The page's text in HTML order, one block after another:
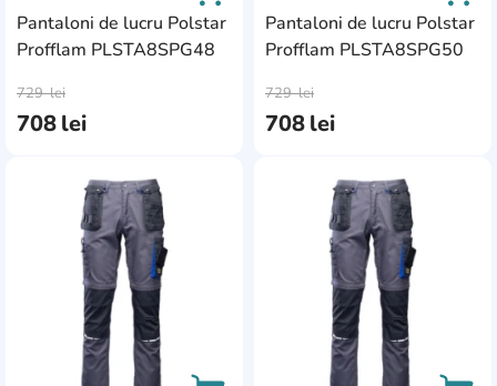
Pantaloni de lucru Polstar
Profflam PLSTA8SPG48
708lei
729lei
Pantaloni de lucru Polstar
Profflam PLSTA8SPG50
708lei
729lei
AddCardToFavourite